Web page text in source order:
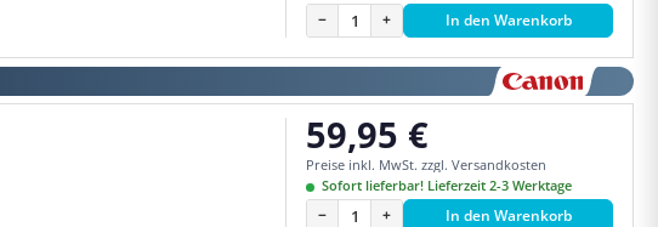
− + In den Warenkorb
Regulärer Preis:
59,95 €
Preise inkl. MwSt. zzgl. Versandkosten
Sofort lieferbar! Lieferzeit 2-3 Werktage
− + In den Warenkorb